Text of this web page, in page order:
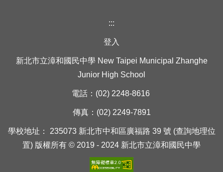
:::
登入
新北市立漳和國民中學 New Taipei Municipal Zhanghe
Junior High School
電話：(02) 2248-8616
傳真：(02) 2249-7891
學校地址： 235073 新北市中和區廣福路 39 號 (查詢地理位
置) 版權所有 © 2019 - 2024 新北市立漳和國民中學